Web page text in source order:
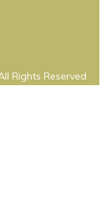
Rights Reserved